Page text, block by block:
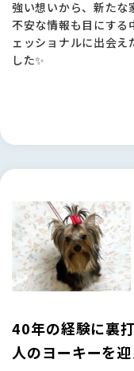
読み込めたので、鈴木
かり、安心してご連絡
れ」したのも、BFさ
・信頼の架け橋： 審
「最後は人柄で決めた
や吉村さんのような真
強い想いから、新たな
不安な情報も目にする
ェッショナルに出会
した✨
オン犬たちがのびの
い」という鈴木さんの
お迎えまでの約1ヶ月
ださったおかげで、
を一緒に見守る幸せな
寧なアドバイスや、憧
の宝物です！お迎えし
で、愛情深く育ててい
【BreederFamiliesへ
今回、鈴木ブリーダー
のは、間違いなく
40年の経験に裏
人のヨーキーを